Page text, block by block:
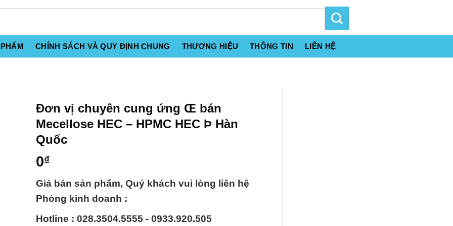
CHÍNH SÁCH VÀ QUY ĐỊNH CHUNG THƯƠNG HIỆU THÔNG TIN LIÊN HỆ
Đơn vị chuyên cung ứng Œ bán
Mecellose HEC – HPMC HEC Þ Hàn
Quốc
0₫
Giá bán sản phẩm, Quý khách vui lòng liên hệ
Phòng kinh doanh :
Hotline : 028.3504.5555 - 0933.920.505